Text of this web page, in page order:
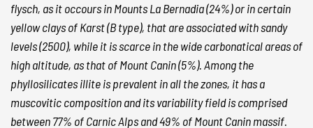
flysch, as it occours in Mounts La Bernadia (24%) or in certain
yellow clays of Karst (B type), that are associated with sandy
levels (2500), while it is scarce in the wide carbonatical areas of
high altitude, as that of Mount Canin (5%). Among the
phyllosilicates illite is prevalent in all the zones, it has a
muscovitic composition and its variability field is comprised
between 77% of Carnic Alps and 49% of Mount Canin massif.